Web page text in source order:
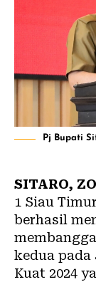
Pj Bupati
SITARO,
1 Siau
berhasil
kedua pada
Kuat 2024